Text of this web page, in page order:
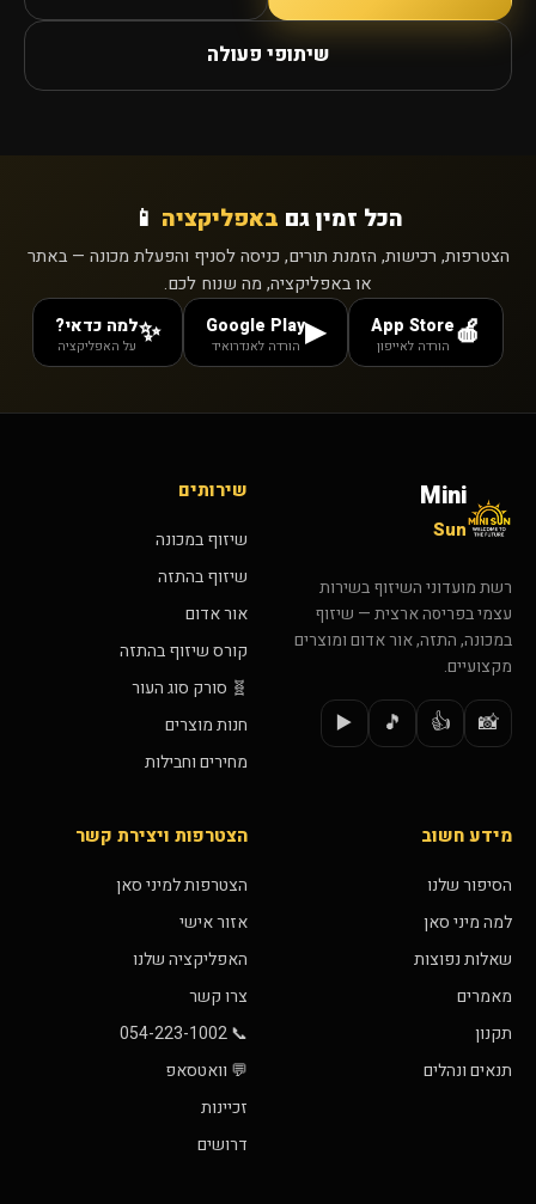
שיתופי פעולה
הכל זמין גם באפליקציה 📱
הצטרפות, רכישות, הזמנת תורים, כניסה לסניף והפעלת מכונה — באתר
או באפליקציה, מה שנוח לכם.
🍎
App Store
הורדה לאייפון ▶
Google Play
הורדה לאנדרואיד ✨למה כדאי?
על האפליקציה
Mini
Sun
רשת מועדוני השיזוף בשירות
עצמי בפריסה ארצית — שיזוף
במכונה, התזה, אור אדום ומוצרים
מקצועיים.
📸
👍
🎵
▶️
שירותים
שיזוף במכונה
שיזוף בהתזה
אור אדום
קורס שיזוף בהתזה
🧬 סורק סוג העור
חנות מוצרים
מחירים וחבילות
מידע חשוב
הסיפור שלנו
למה מיני סאן
שאלות נפוצות
מאמרים
תקנון
תנאים ונהלים
הצטרפות ויצירת קשר
הצטרפות למיני סאן
אזור אישי
האפליקציה שלנו
צרו קשר
📞 054-223-1002
💬 וואטסאפ
זכיינות
דרושים